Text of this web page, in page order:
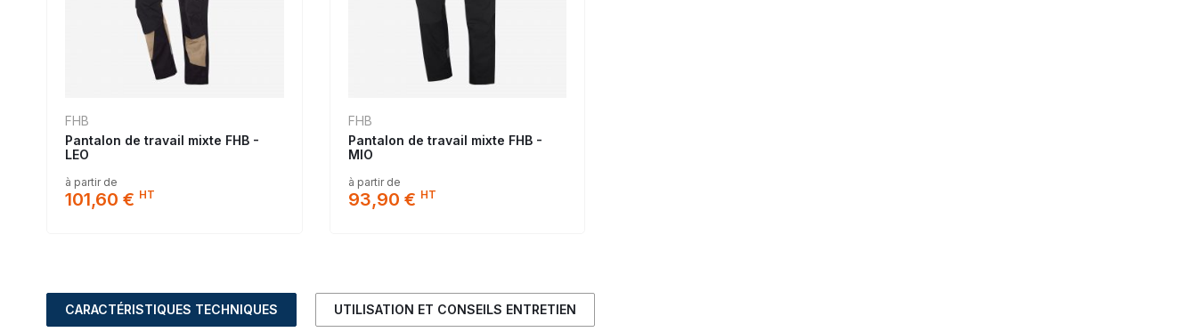
FHB
Pantalon de travail mixte FHB -
LEO
à partir de
101,60 € HT
FHB
Pantalon de travail mixte FHB -
MIO
à partir de
93,90 € HT
CARACTÉRISTIQUES TECHNIQUES UTILISATION ET CONSEILS ENTRETIEN